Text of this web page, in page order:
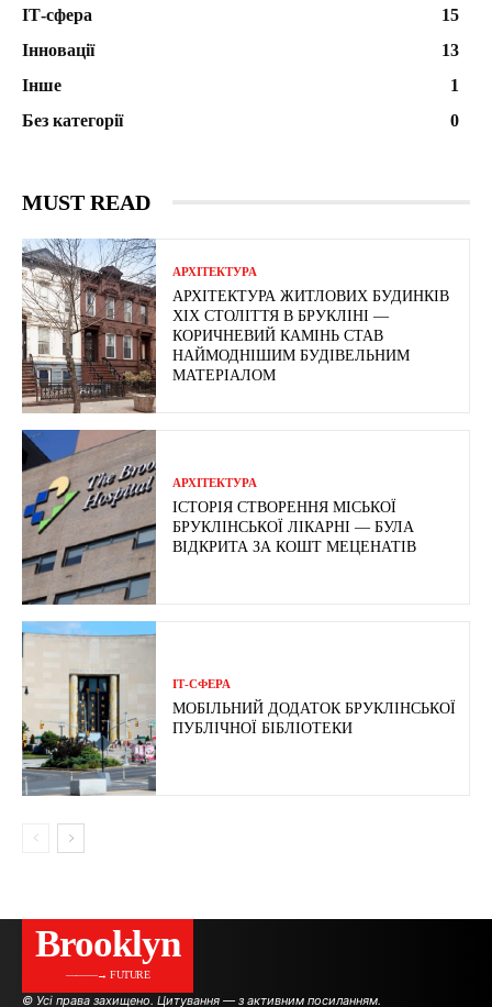
ІТ-сфера
15
Інновації
13
Інше
1
Без категорії
0
MUST READ
АРХІТЕКТУРА
АРХІТЕКТУРА ЖИТЛОВИХ БУДИНКІВ
ХІХ СТОЛІТТЯ В БРУКЛІНІ —
КОРИЧНЕВИЙ КАМІНЬ СТАВ
НАЙМОДНІШИМ БУДІВЕЛЬНИМ
МАТЕРІАЛОМ
АРХІТЕКТУРА
ІСТОРІЯ СТВОРЕННЯ МІСЬКОЇ
БРУКЛІНСЬКОЇ ЛІКАРНІ — БУЛА
ВІДКРИТА ЗА КОШТ МЕЦЕНАТІВ
ІТ-СФЕРА
МОБІЛЬНИЙ ДОДАТОК БРУКЛІНСЬКОЇ
ПУБЛІЧНОЇ БІБЛІОТЕКИ
Brooklyn
———→ FUTURE
© Усі права захищено. Цитування — з активним посиланням.